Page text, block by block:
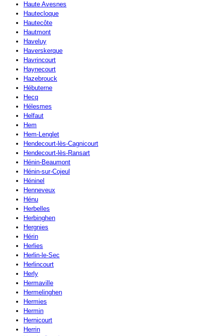
Haute Avesnes
Hautecloque
Hautecôte
Hautmont
Haveluy
Haverskerque
Havrincourt
Haynecourt
Hazebrouck
Hébuterne
Hecq
Hélesmes
Helfaut
Hem
Hem-Lenglet
Hendecourt-lès-Cagnicourt
Hendecourt-lès-Ransart
Hénin-Beaumont
Hénin-sur-Cojeul
Héninel
Henneveux
Hénu
Herbelles
Herbinghen
Hergnies
Hérin
Herlies
Herlin-le-Sec
Herlincourt
Herly
Hermaville
Hermelinghen
Hermies
Hermin
Hernicourt
Herrin